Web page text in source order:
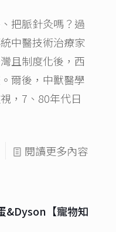
把脈針灸嗎？過
中醫技術治療家
且制度化後，西
爾後，中獸醫學
，7、80年代日
閱讀更多內容
&Dyson【寵物知